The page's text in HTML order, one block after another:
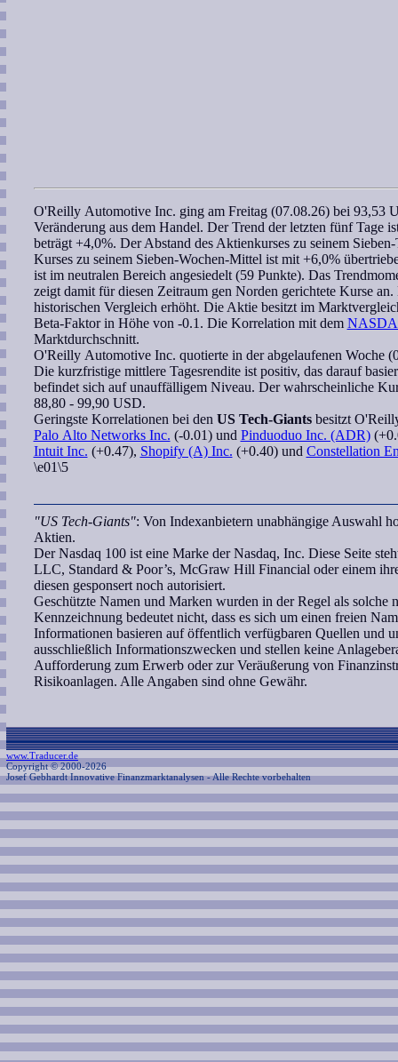
O'Reilly Automotive Inc. ging am Freitag (07.08.26) bei 93,53
Veränderung aus dem Handel. Der Trend der letzten fünf Tage
beträgt +4,0%. Der Abstand des Aktienkurses zu seinem
Kurses zu seinem Sieben-Wochen-Mittel ist mit +6,0%
ist im neutralen Bereich angesiedelt (59 Punkte). Das
zeigt damit für diesen Zeitraum gen Norden gerichtete Kurse
historischen Vergleich erhöht. Die Aktie besitzt im
Beta-Faktorin Höhe von -0.1. Die Korrelation mit dem
Marktdurchschnitt.
O'Reilly Automotive Inc. quotierte in der abgelaufenen Woche
Die kurzfristige mittlere Tagesrendite ist positiv, das darauf
befindet sich auf unauffälligem Niveau. Derwahrscheinliche
88,80 - 99,90 USD.
Geringste Korrelationen bei den US Tech-Giantsbesitzt
Palo Alto Networks Inc. (-0.01) und Pinduoduo Inc. (ADR)
Intuit Inc. (+0.47), Shopify (A) Inc. (+0.40) und Constellation
\e01\5
"US Tech-Giants": Von Indexanbietern unabhängige Auswahl
Aktien.
Der Nasdaq 100 ist eine Marke der Nasdaq, Inc. Diese Seite
LLC, Standard & Poor’s, McGraw Hill Financial oder einem
diesen gesponsert noch autorisiert.
Geschützte Namen und Marken wurden in der Regel als solche
Kennzeichnung bedeutet nicht, dass es sich um einen freien
Informationen basieren auf öffentlich verfügbaren Quellen und
ausschließlich Informationszwecken und stellen keine
Aufforderung zum Erwerb oder zur Veräußerung von
Risikoanlagen. Alle Angaben sind ohne Gewähr.
www.Traducer.de
Copyright © 2000-2026
Josef Gebhardt Innovative Finanzmarktanalysen - Alle Rechte vorbehalten